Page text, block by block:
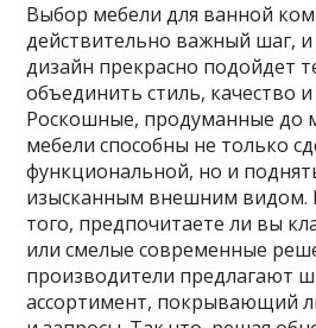
Выбор мебели для ванной
действительно важный шаг, и
дизайн прекрасно подойдет
объединить стиль, качество и
Роскошные, продуманные до
мебели способны не только
функциональной, но и
изысканным внешним видом.
того, предпочитаете ли вы
или смелые современные
производители предлагают
ассортимент, покрывающий